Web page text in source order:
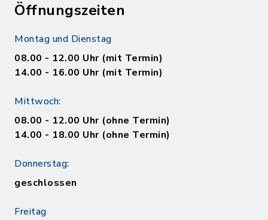
Öffnungszeiten
Montag und Dienstag
08.00 - 12.00 Uhr (mit Termin)
14.00 - 16.00 Uhr (mit Termin)
Mittwoch:
08.00 - 12.00 Uhr (ohne Termin)
14.00 - 18.00 Uhr (ohne Termin)
Donnerstag:
geschlossen
Freitag